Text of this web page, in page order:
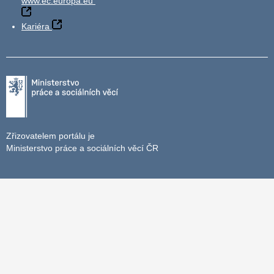
Kariéra
Zřizovatelem portálu je
Ministerstvo práce a sociálních věcí ČR